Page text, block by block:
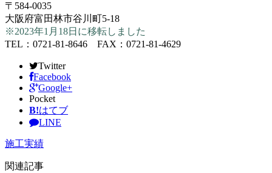
〒584-0035
大阪府富田林市谷川町5-18
※2023年1月18日に移転しました
TEL：0721-81-8646 FAX：0721-81-4629
Twitter
Facebook
Google+
Pocket
B!はてブ
LINE
施工実績
関連記事